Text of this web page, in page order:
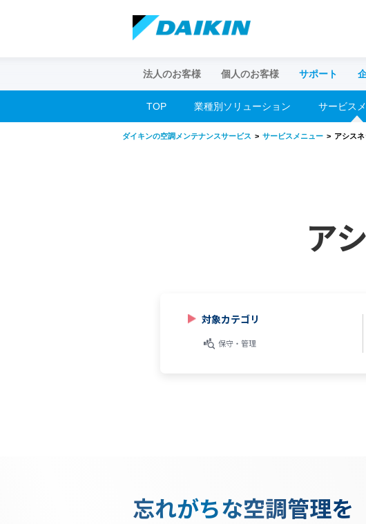
法人のお客様 個人のお客様
個人のお客様トップ
エコキュート
ネオキュート
おひさまエコキュート
サポート
空調お客様サポート
（ダイキンコンタクトセンター）
企業情報トップ
TOP 業種別ソリューション サービス
ダイキンの空調メンテナンスサービス サービスメニュー アシス
ア
対象カテゴリ
保守・管理
忘れがちな空調管理を